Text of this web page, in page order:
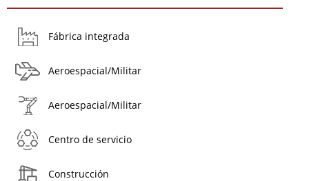
Fábrica integrada
Aeroespacial/Militar
Aeroespacial/Militar
Centro de servicio
Construcción